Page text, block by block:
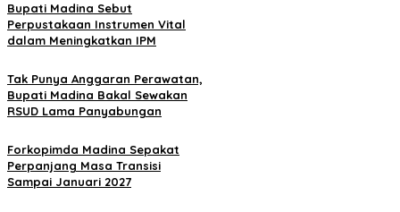
Bupati Madina Sebut
Perpustakaan Instrumen Vital
dalam Meningkatkan IPM
Tak Punya Anggaran Perawatan,
Bupati Madina Bakal Sewakan
RSUD Lama Panyabungan
Forkopimda Madina Sepakat
Perpanjang Masa Transisi
Sampai Januari 2027